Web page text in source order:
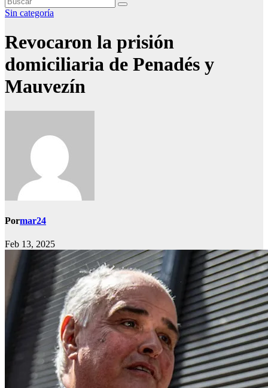
Sin categoría
Revocaron la prisión
domiciliaria de Penadés y
Mauvezín
Pormar24
Feb 13, 2025